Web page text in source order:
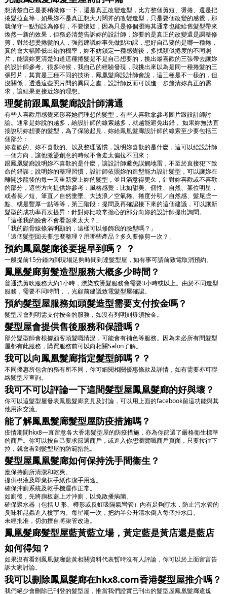
想清楚自己是要稍微修一下，還是真正改變造型，比方整個剪短、燙捲、還是把
捲髮拉直等，如果妳不是真正想大刀闊斧的改變造型，只是要個改變的感覺，那
就保守一點預設為修剪，不要懷疑，因為只是修個瀏海其通常也能給舊髮型帶來
煥然一新的效果，但務必清楚告訴妳的設計師，妳要的是真正的改變還是調整修
剪，對於想燙捲髮的人，強烈建議妳事先做點功課，想好自己要的是哪一種捲，
真的會大幅降低出錯的機率，妳不妨鎖定一種感覺後，多找類似捲度的不同照
片，能讓妳更清楚知道這種捲髮是不是自己想要的，挑出最喜歡的三張帶去讓妳
的設計師參考。很多時候，我自己的經驗發現，我挑出來以為是同一種捲髮的三
張照片，其實是三種不同的技術，鳳凰髮廊設計師會說，這三種是不一樣的，但
沒關係，透過這些照片間的異同之處，設計師反而可以進一步釐清妳真正的需
求，讓結果更接近妳的理想。
理髮前跟鳳凰髮廊設計師溝通
有些人喜歡用感覺來形容她們理想的髮型，有些人喜歡拿參考圖片跟設計師討
論。通常是妳說的越多，給設計師的線索越多，就越能避免出錯， 如果妳無法直
接說明妳想要的髮型，為了保險起見，妳給鳳凰髮廊設計師的線索至少要包括三
個部分：
妳喜歡的、妳不喜歡的、以及整理習慣，說明妳喜歡的是什麼，這可以給設計師
一個方向，讓他激盪創意的時候不會走太偏拉不回來；
跟鳳凰髮廊說明妳不喜歡的是什麼，讓設計師避免誤觸地雷，不至於直接犯下致
命的錯誤；說明妳的整理習慣，設計師依照妳的造型能力設計髮型，可以讓妳在
離開沙龍後的每一天重新愛上妳的髮型，並且滿意得更久，針對妳喜歡或不喜歡
的部分，這些方向提供妳參考：風格感覺：比如甜美、個性、自然、某位明星，
或者長／短、筆直／自然垂墜、大波浪／空氣捲、捲度分明／自然感、髮尾虛一
點、或是豐厚一點等等，第三階段：提問及再確認接下來的這個建議，可以讓新
髮型的成功率再次提昇：針對妳比較常擔心的部分向妳的設計師提出詢問。
「這樣我的臉會不會看起來太大？」
「我的顴骨線條滿明顯的，這樣可以修飾我的臉型嗎？」
「這個髮型回去要怎麼整理？用哪些產品？多久要修剪一次？」
預約鳳凰髮廊後要提早到嗎？ ？
一般提前15分鐘內到現場足夠時間到達髮型屋，如有事可請前致電取消預約。
鳳凰髮廊剪髮造型服務大概多少時間？
普通洗剪吹服務大約1小時，漂染或燙髮服務會需要3小時或以上。由於不同造型
服務，需要不同時間，，光顧前建議致電髮型屋確認。
預約髮型屋服務如頭髮造型需要支付按金嗎？
髮型屋會列明需支付按金的服務，如沒有列明則毋須按金。
髮型屋會提供售後服務和保證嗎？
部分髮型師會根據顧客頭髮嘅情況，可能會有補色等服務。因為未必所有間髮型
屋都有此服務，購買服務前可以向相關Salon了解。
我可以向鳳凰髮廊指定髮型師嗎？？
不同優惠所包含的務有所不同，你可細閱相關優惠條款及詳情，如有需要亦可聯
絡髮型屋查詢。
我可不可以評論一下這間髮型屋鳳凰髮廊的好與壞？
你可以這髮型屋發表鳳凰髮廊意見及討論，可以用上面的facebook留這功能與其
他用家交流。
能了解鳳凰髮廊髮型屋防疫措施嗎？
疫情期間hkx8一直留意各大香港髮型屋的防疫措施，亦為你篩選了嚴格衛生標準
的商戶。你可以按自己要求篩選商戶，或進入你想瀏覽嘅商戶頁面，只要拉往下
拉，就會看到髮型屋的防範措施。
髮型屋鳳凰髮廊如何保持洗手間衞生？
應保持廁所清潔和乾爽。
提供梘液及即棄抹手紙作潔手用途。
確保沖廁系統及乾手機運作正常。
如廁後，先將廁板蓋上才沖廁，以免散播病菌。
確保聚水器（包括 U 形、樽形或反虹吸隔氣彎管）內有足夠貯水，防止污水管的
臭味和昆蟲進入樓宇內。每星期一次，把約半公升清水倒入每個排水口。
未經批准，切勿擅自將渠管改道。
鳳凰髮廊髮型屋藍黃藍立場，黃定藍是黃店還是藍店
如何得知？
如果沒有看到鳳凰髮廊藍黃相關資料代表暫時沒有人評論，你可以於上面留言告
訴大家討論。
我可以刪除鳳凰髮廊在hkx8.com香港髮型屋推介嗎？
我們絕少會刪除已刊登的髮型屋，惟當我們證實已刊出的髮型屋鳳凰髮廊違規